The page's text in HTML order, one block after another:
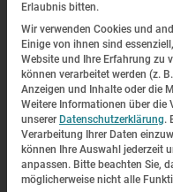
Die
im Spiegel der
Überlebender
Die
im Spiegel der
Überlebender
Erlaubnis bitten.
Wir verwenden Cookies und
Einige von ihnen sind
Website und Ihre Erfahrung zu
können verarbeitet werden (z.
Anzeigen und Inhalte oder die
Weitere Informationen über die
unserer Datenschutzerklärung.
Verarbeitung Ihrer Daten
können Ihre Auswahl jederzeit
anpassen. Bitte beachten Sie,
möglicherweise nicht alle